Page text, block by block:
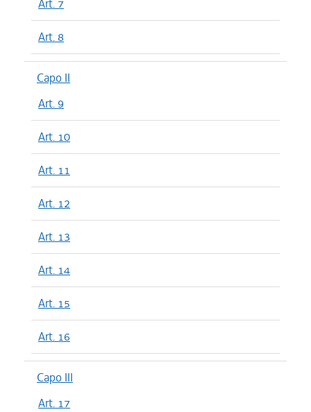
Art. 7
Art. 8
Capo II
Art. 9
Art. 10
Art. 11
Art. 12
Art. 13
Art. 14
Art. 15
Art. 16
Capo III
Art. 17